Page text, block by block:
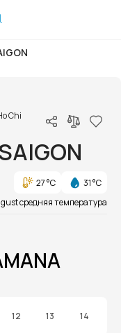
Chi
27 °C
31 °C
средняя температура
12 13 14